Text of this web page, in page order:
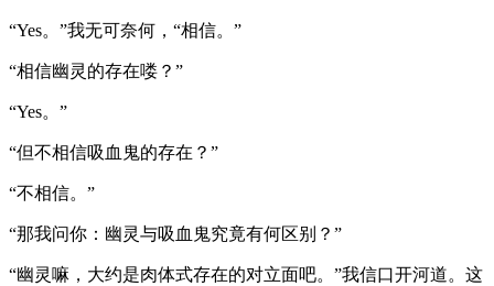
“Yes。”我无可奈何，“相信。”
“相信幽灵的存在喽？”
“Yes。”
“但不相信吸血鬼的存在？”
“不相信。”
“那我问你：幽灵与吸血鬼究竟有何区别？”
“幽灵嘛，大约是肉体式存在的对立面吧。”我信口开河道。这